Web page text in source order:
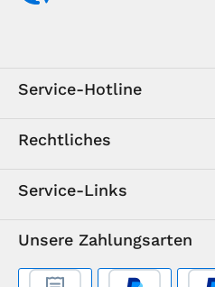
Service-Hotline
Rechtliches
Service-Links
Unsere Zahlungsarten